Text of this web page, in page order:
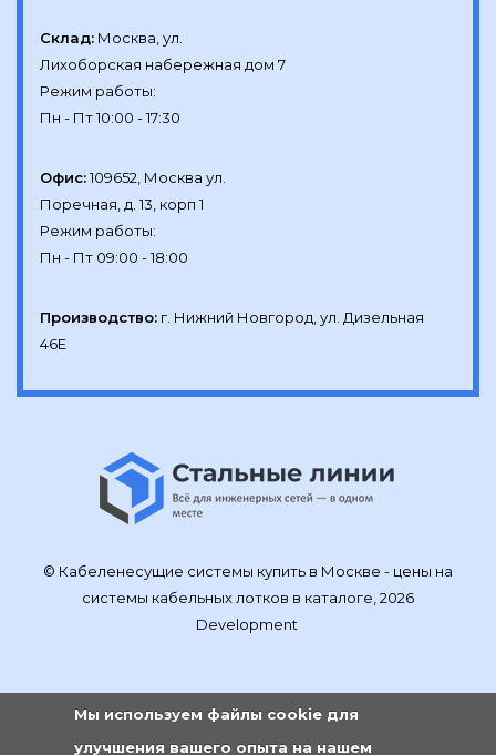
Склад: Москва, ул.
Лихоборская набережная дом 7
Режим работы:
Офис:109652, Москва ул.
Поречная, д. 13, корп 1
Режим работы:
Производство: г. Нижний Новгород, ул. Дизельная
46Е
© Кабеленесущие системы купить в Москве - цены на
системы кабельных лотков в каталоге, 2026
Development
Мы используем файлы cookie для
улучшения вашего опыта на нашем